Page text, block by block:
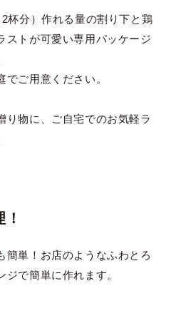
杯分）作れる量の割り下と鶏
ストが可愛い専用パッケージ
ご用意ください。
り物に、ご自宅でのお気軽ラ
簡単！お店のようなふわとろ
で簡単に作れます。